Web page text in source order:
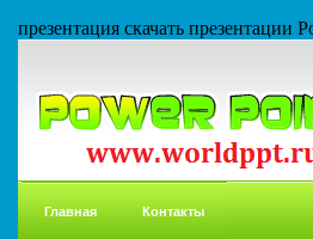
презентация скачать
Главная Контакты